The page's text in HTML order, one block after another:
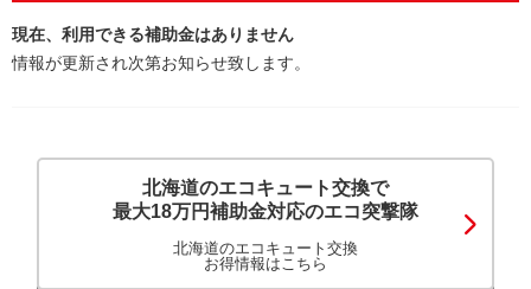
現在、利用できる補助金はありません
情報が更新され次第お知らせ致します。
北海道のエコキュート交換で
最大18万円補助金対応のエコ突撃隊
北海道のエコキュート交換
お得情報はこちら